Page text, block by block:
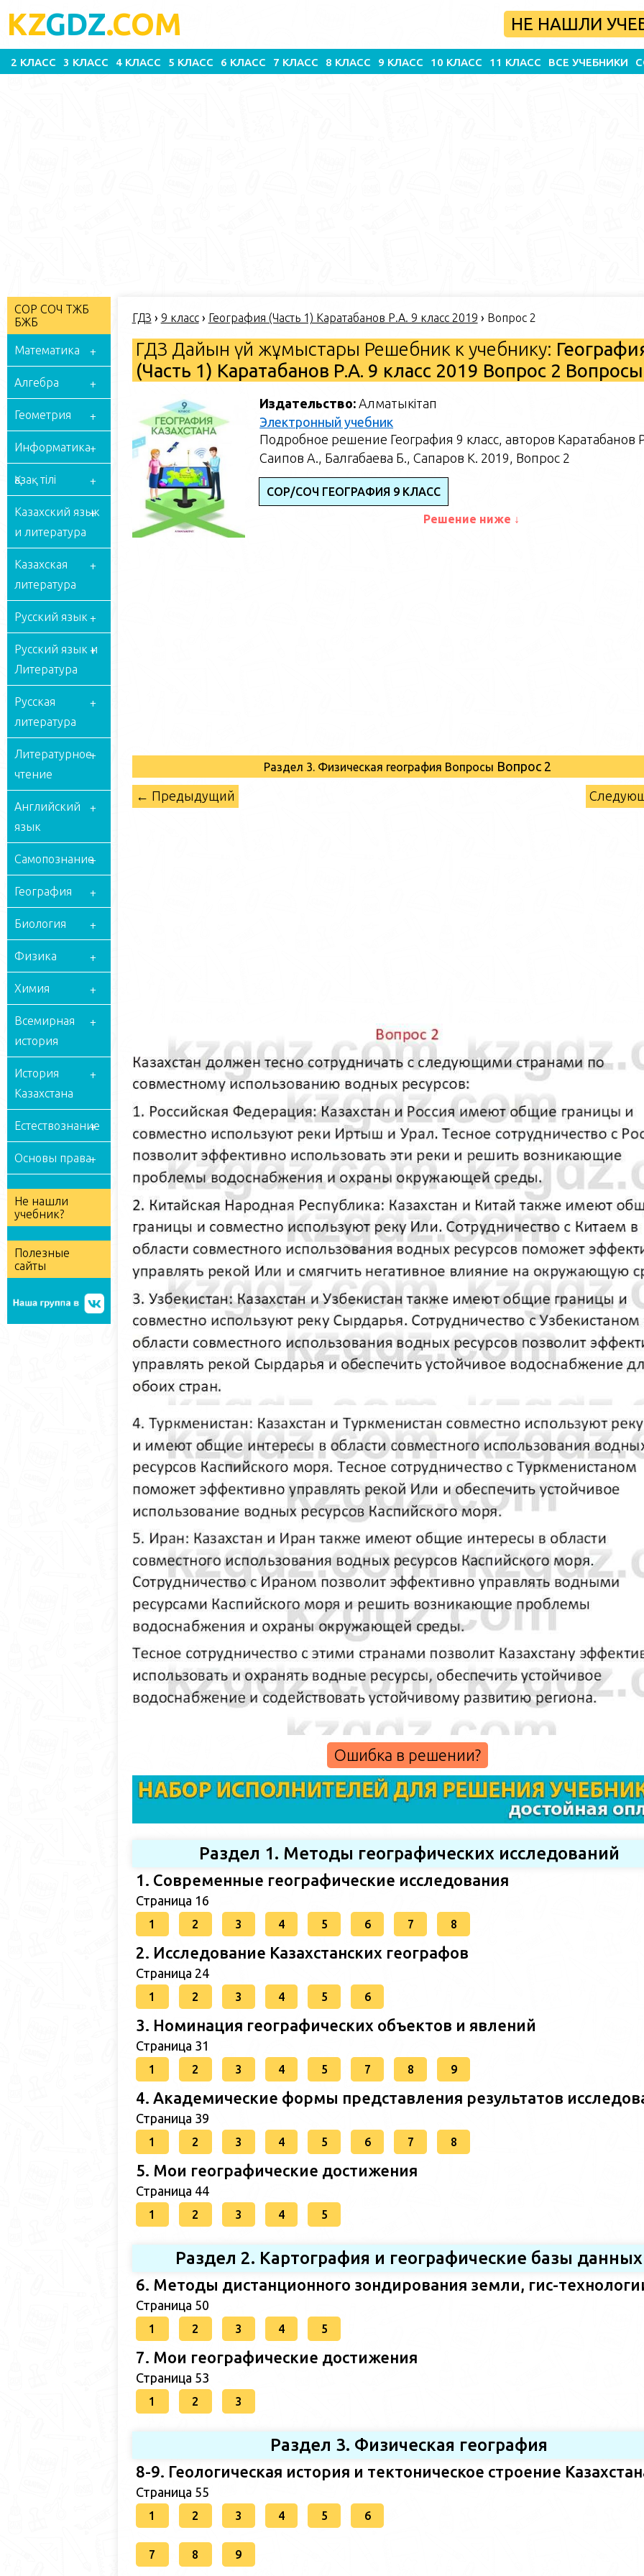
KZGDZ.COM НЕ НАШЛИ
2 КЛАСС 3 КЛАСС 4 КЛАСС 5 КЛАСС 6 КЛАСС 7 КЛАСС 8 КЛАСС 9 КЛАСС 10 КЛАСС 11 КЛАСС ВСЕ УЧЕБНИКИ
СОР СОЧ ТЖБ
БЖБ
Математика
Алгебра
Геометрия
Информатика
Қазақ тілі
Казахский язык
и литература
Казахская
литература
Русский язык
Русский язык и
Литература
Русская
литература
Литературное
чтение
Английский
язык
Самопознание
География
Биология
Физика
Химия
Всемирная
история
История
Казахстана
Естествознание
Основы права
Не нашли
учебник?
Полезные
сайты
ГДЗ › 9 класс› География (Часть 1) Каратабанов Р.А. 9 класс 2019 › Вопрос 2
ГДЗ Дайын үй жұмыстары Решебник к учебнику:
(Часть 1) Каратабанов Р.А. 9 класс 2019 Вопрос 2 Вопросы
Издательство:Алматыкітап
Электронный учебник
Подробное решение География 9 класс, авторов Каратабанов
Саипов А., Балгабаева Б., Сапаров К. 2019, Вопрос 2
СОР/СОЧ ГЕОГРАФИЯ 9 КЛАСС
Решение ниже ↓
Раздел 3. Физическая география Вопросы Вопрос 2
← Предыдущий
Ошибка в решении?
Раздел 1. Методы географических исследований
1. Современные географические исследования
Страница 16
1 2 3 4 5 6 7 8
2. Исследование Казахстанских географов
Страница 24
1 2 3 4 5 6
3. Номинация географических объектов и явлений
Страница 31
1 2 3 4 5 7 8 9
4. Академические формы представления результатов
Страница 39
1 2 3 4 5 6 7 8
5. Мои географические достижения
Страница 44
1 2 3 4 5
Раздел 2. Картография и географические базы данных
6. Методы дистанционного зондирования земли, гис-
Страница 50
1 2 3 4 5
7. Мои географические достижения
Страница 53
1 2 3
Раздел 3. Физическая география
8-9. Геологическая история и тектоническое строение
Страница 55
1 2 3 4 5 6
7 8 9